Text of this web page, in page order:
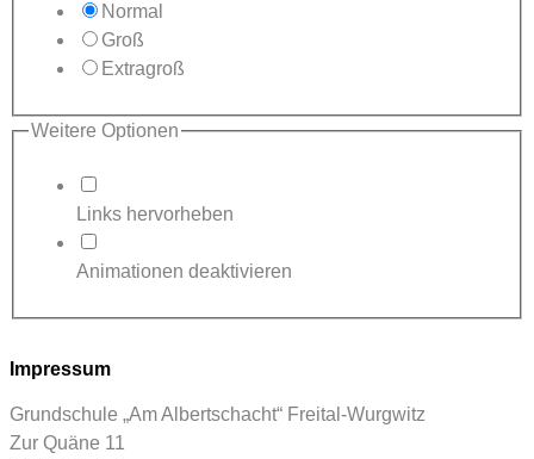
Normal
Groß
Extragroß
Weitere Optionen
Links hervorheben
Animationen deaktivieren
Impressum
Grundschule „Am Albertschacht“ Freital-Wurgwitz
Zur Quäne 11